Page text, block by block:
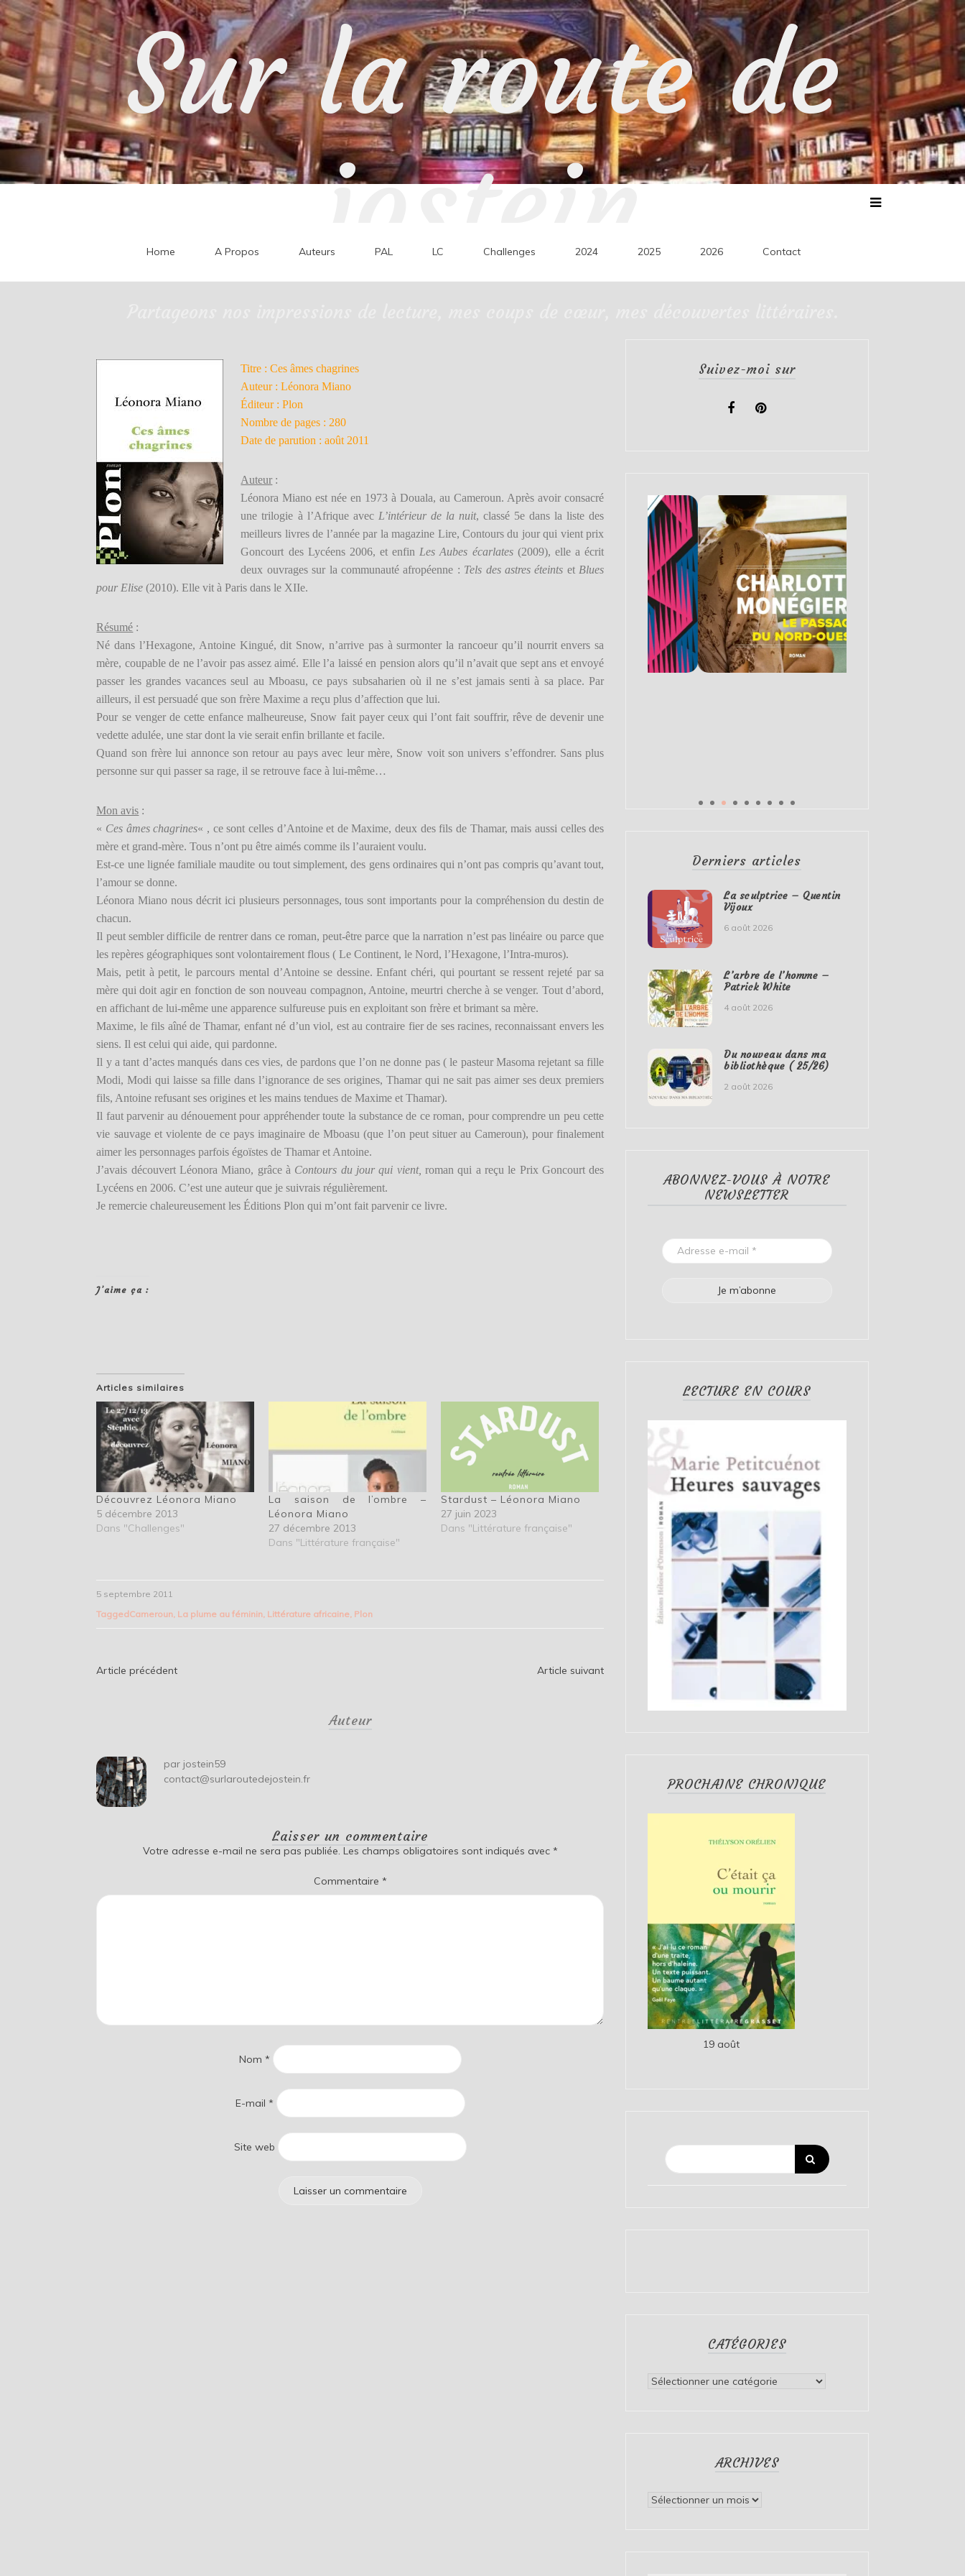
Skip
to
content
Sur la route de
jostein
Home A Propos Auteurs PAL LC Challenges 2024 2025 2026 Contact
Titre : Ces âmes chagrines
Auteur : Léonora Miano
Éditeur : Plon
Nombre de pages : 280
Date de parution : août 2011
Auteur :
Léonora Miano est née en 1973 à Douala, au Cameroun. Après avoir consacré
une trilogie à l’Afrique avec L’intérieur de la nuit, classé 5e dans la liste des
meilleurs livres de l’année par la magazine Lire, Contours du jour qui vient prix
Goncourt des Lycéens 2006, et enfinLes Aubes écarlates(2009), elle a écrit
deux ouvrages sur la communauté afropéenne : Tels des astres éteints etBlues
pour Elise (2010). Elle vit à Paris dans le XIIe.
Résumé :
Né dans l’Hexagone, Antoine Kingué, dit Snow, n’arrive pas à surmonter la rancoeur qu’il nourrit envers sa
mère, coupable de ne l’avoir pas assez aimé. Elle l’a laissé en pension alors qu’il n’avait que sept ans et envoyé
passer les grandes vacances seul au Mboasu, ce pays subsaharien où il ne s’est jamais senti à sa place. Par
ailleurs, il est persuadé que son frère Maxime a reçu plus d’affection que lui.
Pour se venger de cette enfance malheureuse, Snow fait payer ceux qui l’ont fait souffrir, rêve de devenir une
vedette adulée, une star dont la vie serait enfin brillante et facile.
Quand son frère lui annonce son retour au pays avec leur mère, Snow voit son univers s’effondrer. Sans plus
personne sur qui passer sa rage, il se retrouve face à lui-même…
Mon avis :
« Ces âmes chagrines« , ce sont celles d’Antoine et de Maxime, deux des fils de Thamar, mais aussi celles des
mère et grand-mère. Tous n’ont pu être aimés comme ils l’auraient voulu.
Est-ce une lignée familiale maudite ou tout simplement, des gens ordinaires qui n’ont pas compris qu’avant tout,
l’amour se donne.
Léonora Miano nous décrit ici plusieurs personnages, tous sont importants pour la compréhension du destin de
chacun.
Il peut sembler difficile de rentrer dans ce roman, peut-être parce que la narration n’est pas linéaire ou parce que
les repères géographiques sont volontairement flous ( Le Continent, le Nord, l’Hexagone, l’Intra-muros).
Mais, petit à petit, le parcours mental d’Antoine se dessine. Enfant chéri, qui pourtant se ressent rejeté par sa
mère qui doit agir en fonction de son nouveau compagnon, Antoine, meurtri cherche à se venger. Tout d’abord,
en affichant de lui-même une apparence sulfureuse puis en exploitant son frère et brimant sa mère.
Maxime, le fils aîné de Thamar, enfant né d’un viol, est au contraire fier de ses racines, reconnaissant envers les
siens. Il est celui qui aide, qui pardonne.
Il y a tant d’actes manqués dans ces vies, de pardons que l’on ne donne pas ( le pasteur Masoma rejetant sa fille
Modi, Modi qui laisse sa fille dans l’ignorance de ses origines, Thamar qui ne sait pas aimer ses deux premiers
fils, Antoine refusant ses origines et les mains tendues de Maxime et Thamar).
Il faut parvenir au dénouement pour appréhender toute la substance de ce roman, pour comprendre un peu cette
vie sauvage et violente de ce pays imaginaire de Mboasu (que l’on peut situer au Cameroun), pour finalement
aimer les personnages parfois égoïstes de Thamar et Antoine.
J’avais découvert Léonora Miano, grâce à Contours du jour qui vient, roman qui a reçu le Prix Goncourt des
Lycéens en 2006. C’est une auteur que je suivrais régulièrement.
Je remercie chaleureusement les Éditions Plon qui m’ont fait parvenir ce livre.
J’aime ça :
Articles similaires
Découvrez Léonora Miano
5 décembre 2013
Dans "Challenges"
La saison de l’ombre –
Léonora Miano
27 décembre 2013
Dans "Littérature française"
Stardust – Léonora Miano
27 juin 2023
Dans "Littérature française"
5 septembre 2011
TaggedCameroun, La plume au féminin, Littérature africaine, Plon
Navigation
Article précédent Article suivant
Auteur
par jostein59
contact@surlaroutedejostein.fr
Laisser un commentaire
Votre adresse e-mail ne sera pas publiée. Les champs obligatoires sont indiqués avec *
Commentaire *
Nom *
E-mail *
Site web
Suivez-moi sur
Derniers articles
La sculptrice – Quentin
Vijoux
6 août 2026
L’arbre de l’homme –
Patrick White
4 août 2026
Du nouveau dans ma
bibliothèque ( 25/26)
2 août 2026
ABONNEZ-VOUS À NOTRE
NEWSLETTER
LECTURE EN COURS
PROCHAINE CHRONIQUE
19 août
CATÉGORIES
Catégories
ARCHIVES
Archives